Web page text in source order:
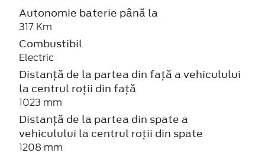
Autonomie baterie până la
317 Km
Combustibil
Electric
Distanță de la partea din față a vehiculului
la centrul roții din față
1023 mm
Distanță de la partea din spate a
vehiculului la centrul roții din spate
1208 mm